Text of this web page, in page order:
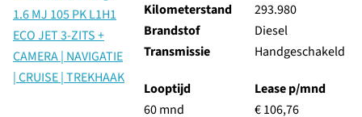
Kilometerstand
293.980
Brandstof
Diesel
Transmissie
Handgeschakeld
Looptijd
60 mnd
Lease p/mnd
€ 106,76